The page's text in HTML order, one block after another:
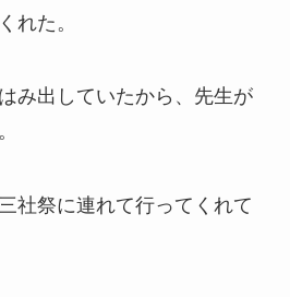
れた。
み出していたから、先生が
社祭に連れて行ってくれて